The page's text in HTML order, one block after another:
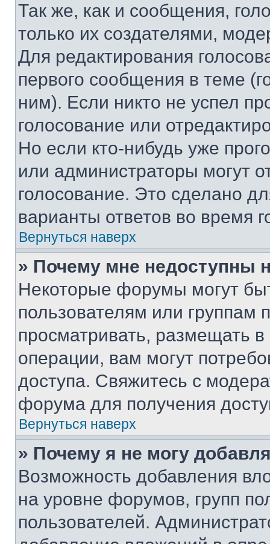
Так же, как и сообщения,
только их создателями,
Для редактирования
первого сообщения в теме
ним). Если никто не успел
голосование или
Но если кто-нибудь уже
или администраторы могут
голосование. Это сделано
варианты ответов во время
Вернуться наверх
» Почему мне недоступны
Некоторые форумы могут
пользователям или группам
просматривать, размещать
операции, вам могут
доступа. Свяжитесь с
форума для получения
Вернуться наверх
» Почему я не могу
Возможность добавления
на уровне форумов, групп
пользователей.